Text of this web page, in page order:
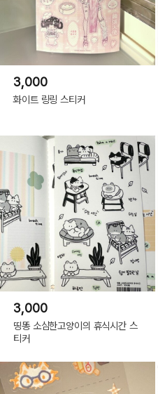
3,000
화이트 링링 스티커
3,000
띵똥 소심한고양이의 휴식시간 스
티커